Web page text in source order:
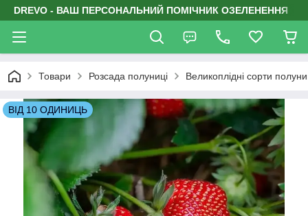
DREVO - ВАШ ПЕРСОНАЛЬНИЙ ПОМІЧНИК ОЗЕЛЕНЕННЯ
Товари Розсада полуниці Великоплідні сорти
ВІД 10 ОДИНИЦЬ